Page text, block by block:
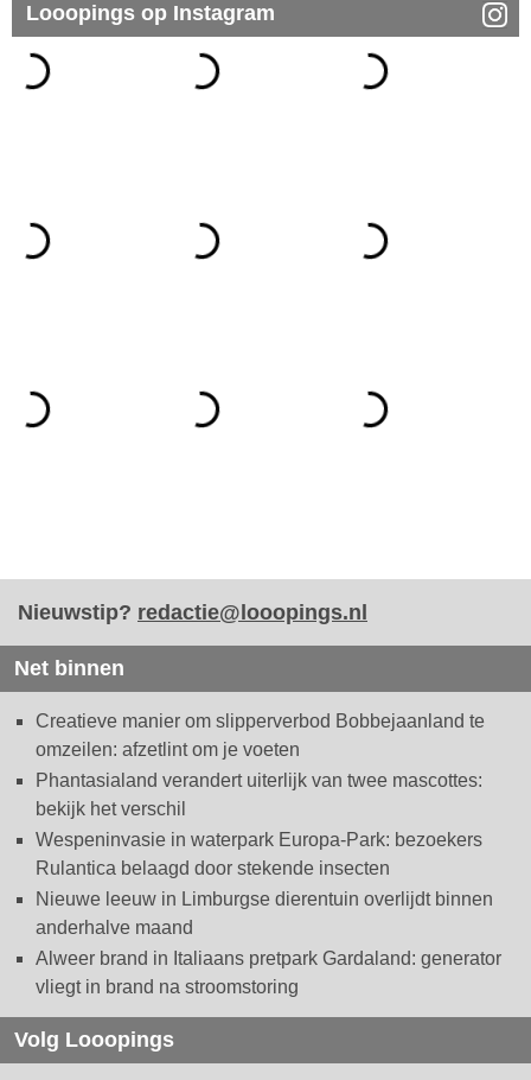
Looopings op Instagram
Nieuwstip? redactie@looopings.nl
Net binnen
Creatieve manier om slipperverbod Bobbejaanland te
omzeilen: afzetlint om je voeten
Phantasialand verandert uiterlijk van twee mascottes:
bekijk het verschil
Wespeninvasie in waterpark Europa-Park: bezoekers
Rulantica belaagd door stekende insecten
Nieuwe leeuw in Limburgse dierentuin overlijdt binnen
anderhalve maand
Alweer brand in Italiaans pretpark Gardaland: generator
vliegt in brand na stroomstoring
Volg Looopings